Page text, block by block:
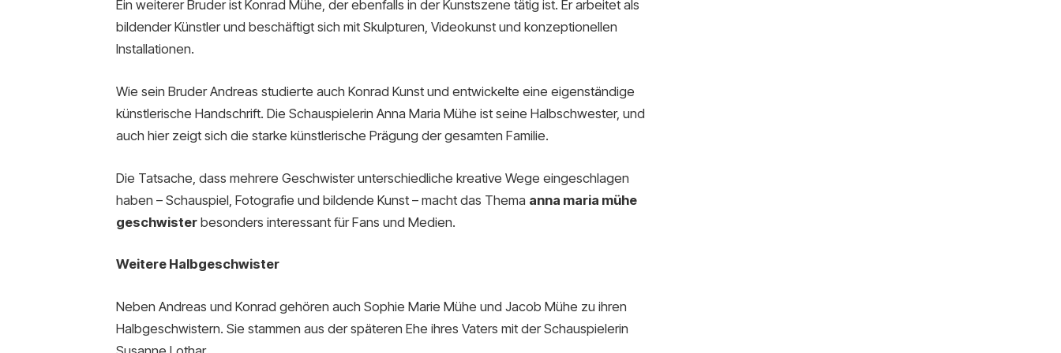
Ein weiterer Bruder ist Konrad Mühe, der ebenfalls in der Kunstszene tätig ist. Er arbeitet als
bildender Künstler und beschäftigt sich mit Skulpturen, Videokunst und konzeptionellen
Installationen.
Wie sein Bruder Andreas studierte auch Konrad Kunst und entwickelte eine eigenständige
künstlerische Handschrift. Die Schauspielerin Anna Maria Mühe ist seine Halbschwester, und
auch hier zeigt sich die starke künstlerische Prägung der gesamten Familie.
Die Tatsache, dass mehrere Geschwister unterschiedliche kreative Wege eingeschlagen
haben – Schauspiel, Fotografie und bildende Kunst – macht das Thema anna maria mühe
geschwisterbesonders interessant für Fans und Medien.
Weitere Halbgeschwister
Neben Andreas und Konrad gehören auch Sophie Marie Mühe und Jacob Mühe zu ihren
Halbgeschwistern. Sie stammen aus der späteren Ehe ihres Vaters mit der Schauspielerin